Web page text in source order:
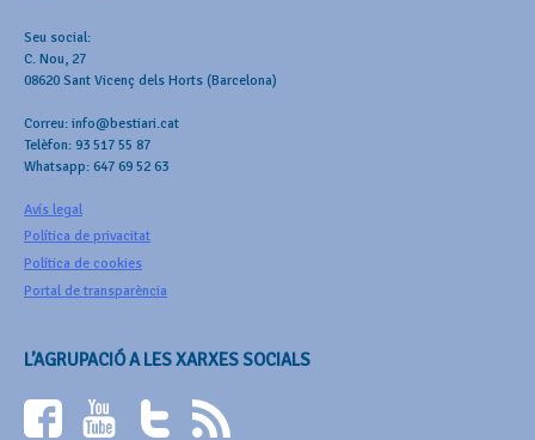
Seu social:
C. Nou, 27
08620 Sant Vicenç dels Horts (Barcelona)
Correu: info@bestiari.cat
Telèfon: 93 517 55 87
Whatsapp: 647 69 52 63
Avís legal
Política de privacitat
Política de cookies
Portal de transparència
L’AGRUPACIÓ A LES XARXES SOCIALS